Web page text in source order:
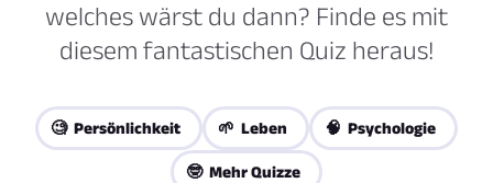
welches wärst du dann? Finde es mit
diesem fantastischen Quiz heraus!
🧐 Persönlichkeit 🌱 Leben 🧠 Psychologie
🤓 Mehr Quizze